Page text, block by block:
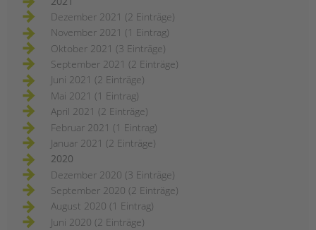
Dezember 2021 (2 Einträge)
November 2021 (1 Eintrag)
Oktober 2021 (3 Einträge)
September 2021 (2 Einträge)
Juni 2021 (2 Einträge)
Mai 2021 (1 Eintrag)
April 2021 (2 Einträge)
Februar 2021 (1 Eintrag)
Januar 2021 (2 Einträge)
2020
Dezember 2020 (3 Einträge)
September 2020 (2 Einträge)
August 2020 (1 Eintrag)
Juni 2020 (2 Einträge)